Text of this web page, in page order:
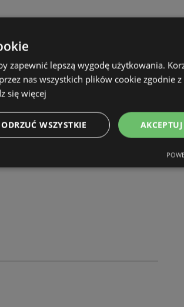
zapewnić lepszą wygodę użytkowania.
nas wszystkich plików cookie zgodnie
się więcej
ODRZUĆ WSZYSTKIE